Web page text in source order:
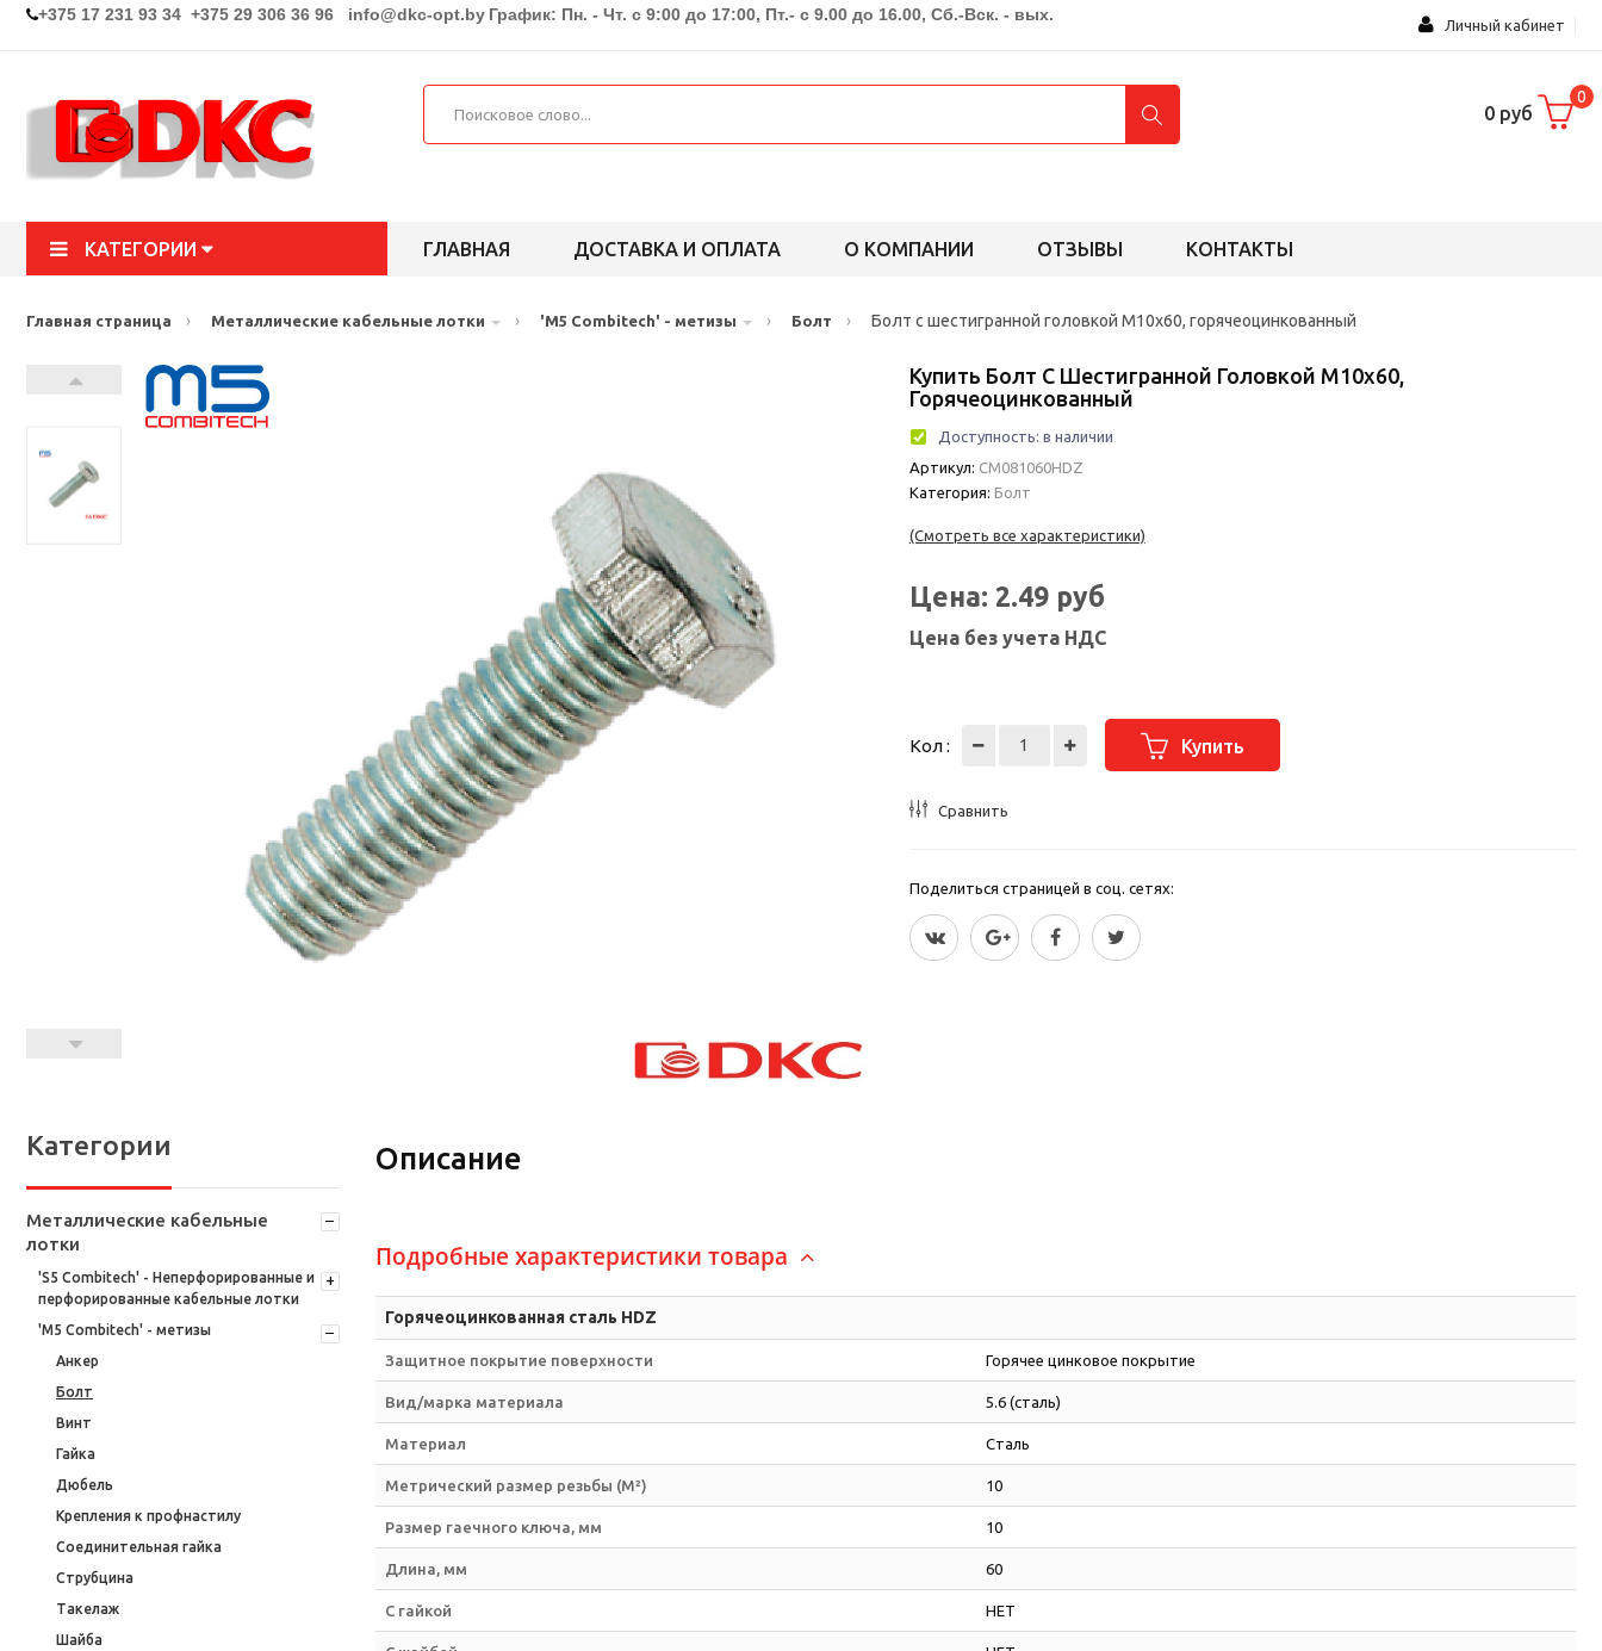
+375 17 231 93 34 +375 29 306 36 96 info@dkc-opt.by График: Пн. - Чт. с 9:00 до 17:00, Пт.- с 9.00 до 16.00, Сб.-Вск. - вых.
Личный кабинет
0 руб
0
КАТЕГОРИИ ГЛАВНАЯ ДОСТАВКА И ОПЛАТА О КОМПАНИИ ОТЗЫВЫ КОНТАКТЫ
Главная страница › Металлические кабельные лотки › 'M5 Combitech' - метизы › Болт › Болт с шестигранной головкой М10х60, горячеоцинкованный
Купить Болт С Шестигранной Головкой М10х60,
Горячеоцинкованный
Доступность: в наличии
Артикул: CM081060HDZ
Категория: Болт
(Смотреть все характеристики)
Цена: 2.49 руб
Цена без учета НДС
Кол : Купить
Сравнить
Поделиться страницей в соц. сетях:
Категории
Металлические кабельные
лотки
'S5 Combitech' - Неперфорированные и
перфорированные кабельные лотки
'M5 Combitech' - метизы
Анкер
Болт
Винт
Гайка
Дюбель
Крепления к профнастилу
Соединительная гайка
Струбцина
Такелаж
Шайба
Описание
Подробные характеристики товара
Горячеоцинкованная сталь HDZ
Защитное покрытие поверхности Горячее цинковое покрытие
Вид/марка материала 5.6 (сталь)
Материал Сталь
Метрический размер резьбы (М²) 10
Размер гаечного ключа, мм 10
Длина, мм 60
С гайкой НЕТ